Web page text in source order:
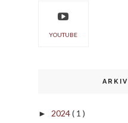
YOUTUBE
ARKIV
► 2024( 1 )